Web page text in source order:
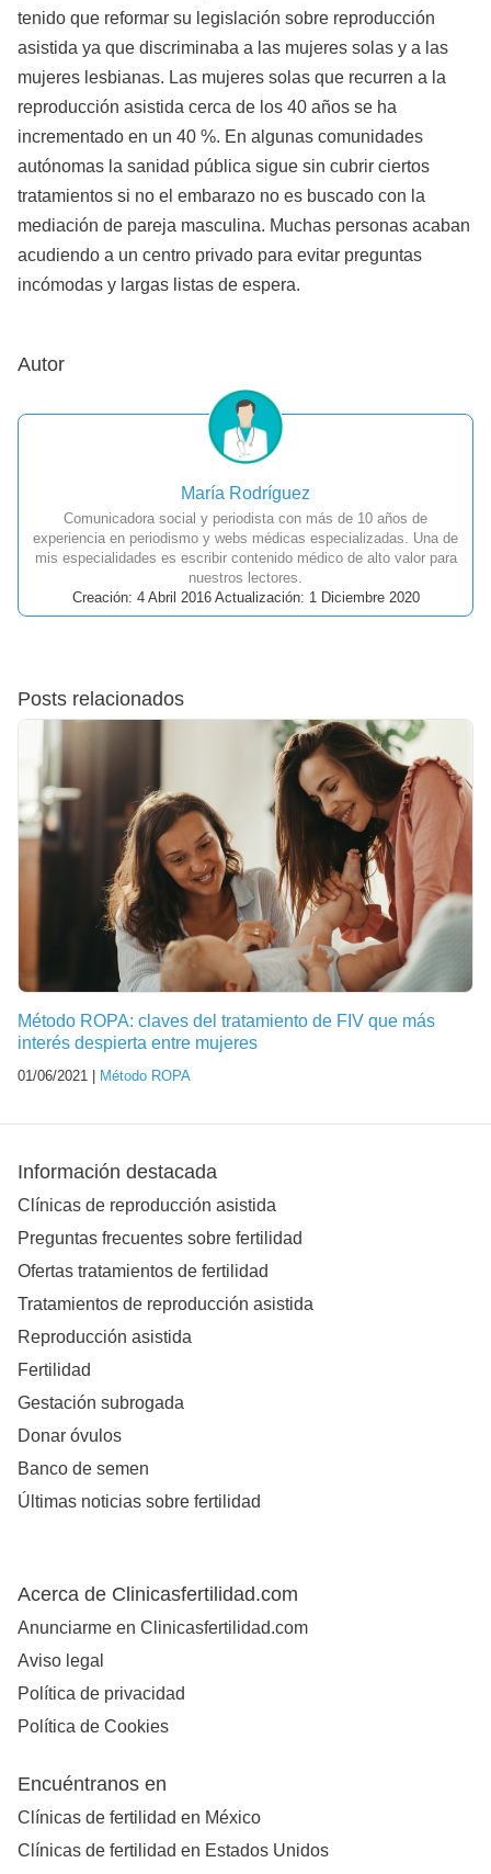
tenido que reformar su legislación sobre reproducción
asistida ya que discriminaba a las mujeres solas y a las
mujeres lesbianas. Las mujeres solas que recurren a la
reproducción asistida cerca de los 40 años se ha
incrementado en un 40 %. En algunas comunidades
autónomas la sanidad pública sigue sin cubrir ciertos
tratamientos si no el embarazo no es buscado con la
mediación de pareja masculina. Muchas personas acaban
acudiendo a un centro privado para evitar preguntas
incómodas y largas listas de espera.
Autor
María Rodríguez
Comunicadora social y periodista con más de 10 años de
experiencia en periodismo y webs médicas especializadas. Una de
mis especialidades es escribir contenido médico de alto valor para
nuestros lectores.
Creación: 4 Abril 2016 Actualización: 1 Diciembre 2020
Posts relacionados
Método ROPA: claves del tratamiento de FIV que más
interés despierta entre mujeres
01/06/2021 | Método ROPA
Información destacada
Clínicas de reproducción asistida
Preguntas frecuentes sobre fertilidad
Ofertas tratamientos de fertilidad
Tratamientos de reproducción asistida
Reproducción asistida
Fertilidad
Gestación subrogada
Donar óvulos
Banco de semen
Últimas noticias sobre fertilidad
Acerca de Clinicasfertilidad.com
Anunciarme en Clinicasfertilidad.com
Aviso legal
Política de privacidad
Política de Cookies
Encuéntranos en
Clínicas de fertilidad en México
Clínicas de fertilidad en Estados Unidos